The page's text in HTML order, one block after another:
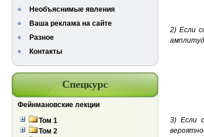
Необъяснимые явления
Ваша реклама на сайте
Разное
Контакты
Спецкурс
Фейнмановские лекции
Том 1
Том 2
2) Если
3) Если